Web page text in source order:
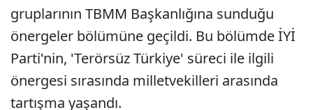
gruplarının TBMM Başkanlığına sunduğu
önergeler bölümüne geçildi. Bu bölümde İYİ
Parti'nin, 'Terörsüz Türkiye' süreci ile ilgili
önergesi sırasında milletvekilleri arasında
tartışma yaşandı.